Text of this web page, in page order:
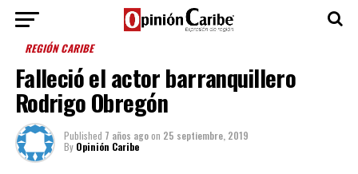
REGIÓN CARIBE
Falleció el actor barranquillero
Rodrigo Obregón
Published 7 años agoon 25 septiembre, 2019
By Opinión Caribe